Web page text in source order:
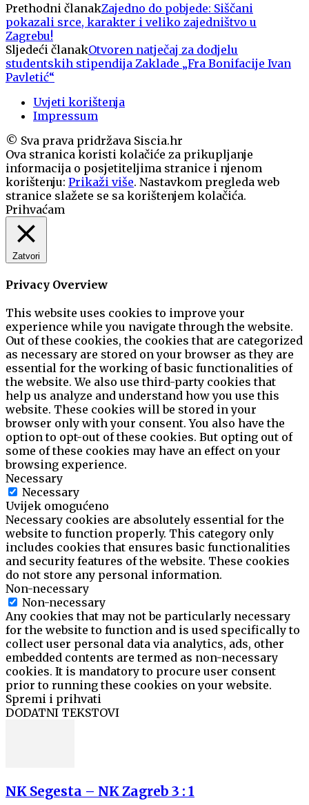
Prethodni članakZajedno do pobjede: Siščani
pokazali srce, karakter i veliko zajedništvo u
Zagrebu!
Sljedeći članakOtvoren natječaj za dodjelu
studentskih stipendija Zaklade „Fra Bonifacije Ivan
Pavletić“
Uvjeti korištenja
Impressum
© Sva prava pridržava Siscia.hr
Ova stranica koristi kolačiće za prikupljanje
informacija o posjetiteljima stranice i njenom
korištenju: Prikaži više. Nastavkom pregleda web
stranice slažete se sa korištenjem kolačića.
Prihvaćam
Zatvori
Privacy Overview
This website uses cookies to improve your
experience while you navigate through the website.
Out of these cookies, the cookies that are categorized
as necessary are stored on your browser as they are
essential for the working of basic functionalities of
the website. We also use third-party cookies that
help us analyze and understand how you use this
website. These cookies will be stored in your
browser only with your consent. You also have the
option to opt-out of these cookies. But opting out of
some of these cookies may have an effect on your
browsing experience.
Necessary
Necessary
Uvijek omogućeno
Necessary cookies are absolutely essential for the
website to function properly. This category only
includes cookies that ensures basic functionalities
and security features of the website. These cookies
do not store any personal information.
Non-necessary
Non-necessary
Any cookies that may not be particularly necessary
for the website to function and is used specifically to
collect user personal data via analytics, ads, other
embedded contents are termed as non-necessary
cookies. It is mandatory to procure user consent
prior to running these cookies on your website.
Spremi i prihvati
DODATNI TEKSTOVI
NK Segesta – NK Zagreb 3 : 1